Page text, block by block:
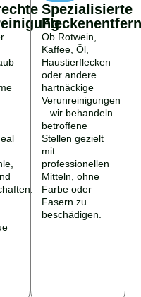
Spezialisierte
Ob Rotwein,
Kaffee, Öl,
Haustierflecken
oder andere
hartnäckige
Verunreinigungen
– wir behandeln
betroffene
Stellen gezielt
mit
professionellen
Mitteln, ohne
Farbe oder
Fasern zu
beschädigen.